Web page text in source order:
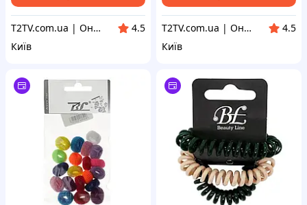
T2TV.com.ua | Онлайн Гипермаркет
4.5
Київ
T2TV.com.ua | Онлайн Гипермаркет
4.5
Київ